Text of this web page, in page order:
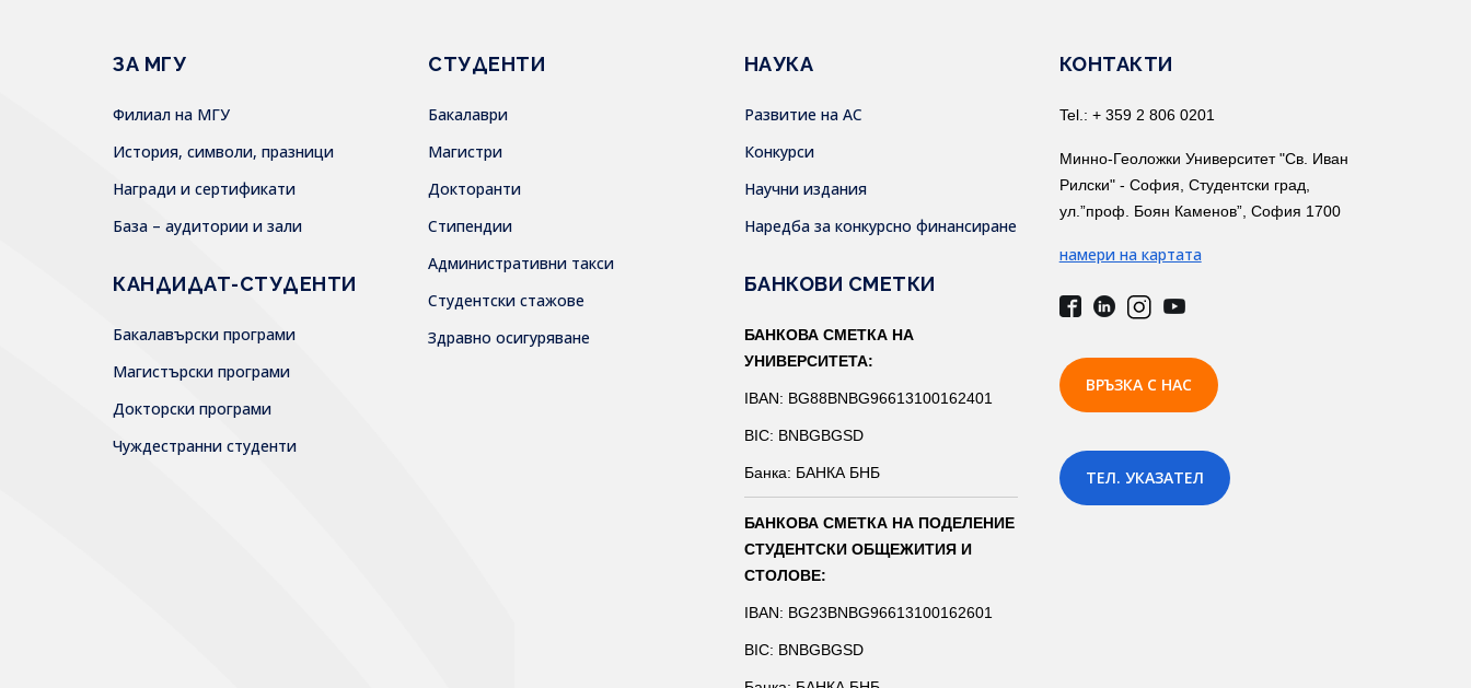
ЗА МГУ
Филиал на МГУ
История, символи, празници
Награди и сертификати
База – аудитории и зали
КАНДИДАТ-СТУДЕНТИ
Бакалавърски програми
Магистърски програми
Докторски програми
Чуждестранни студенти
СТУДЕНТИ
Бакалаври
Магистри
Докторанти
Стипендии
Административни такси
Студентски стажове
Здравно осигуряване
НАУКА
Развитие на АС
Конкурси
Научни издания
Наредба за конкурсно финансиране
БАНКОВИ СМЕТКИ
БАНКОВА СМЕТКА НА
УНИВЕРСИТЕТА:
IBAN: BG88BNBG96613100162401
BIC: BNBGBGSD
Банка: БАНКА БНБ
БАНКОВА СМЕТКА НА ПОДЕЛЕНИЕ
СТУДЕНТСКИ ОБЩЕЖИТИЯ И
СТОЛОВЕ:
IBAN: BG23BNBG96613100162601
BIC: BNBGBGSD
КОНТАКТИ
Tel.: + 359 2 806 0201
Минно-Геоложки Университет "Св. Иван
Рилски" - София, Студентски град,
ул.”проф. Боян Каменов”, София 1700
намери на картата
ВРЪЗКА С НАС
ТЕЛ. УКАЗАТЕЛ